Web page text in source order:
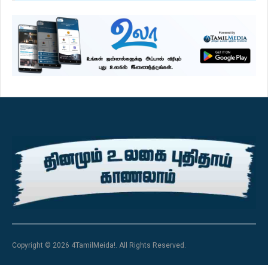
Copyright © 2026 4TamilMeida!. All Rights Reserved.